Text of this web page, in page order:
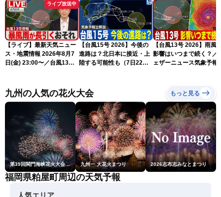
ライブ放送中
【ライブ】最新天気ニュー
ス・地震情報 2026年8月7
日(金) 23:00〜／台風13号
【台風15号 2026】今後の
進路は？北日本に接近・上
陸する可能性も（7日22時
【台風13号 2026】雨風
影響はいつまで続く？／
ェザーニュース気象予報
九州の人気の花火大会 もっと見る
第39回関門海峡花火大会(門司側) 九州一 大花火まつり 2026志布志みなとまつり
福岡県粕屋町周辺の天気予報